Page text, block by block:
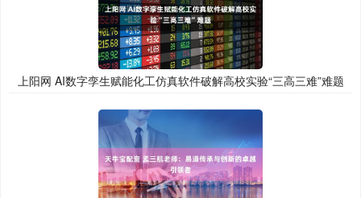
上阳网 AI数字孪生赋能化工仿真软件破解高校实验“三高三难”难题